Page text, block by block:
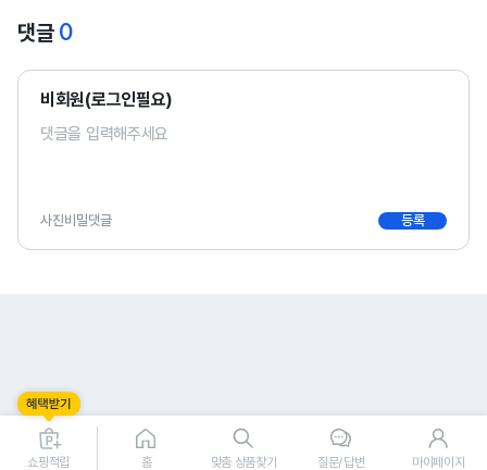
댓글 0
비회원(로그인필요)
사진비밀댓글 등록
0
쇼핑적립 홈 맞춤 상품찾기 질문/답변 마이페이지